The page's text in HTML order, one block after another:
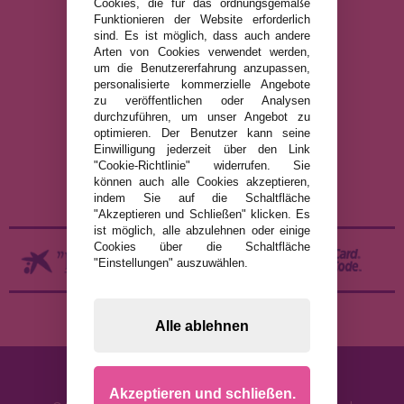
info@puzzleladen.de
RECHTLICHE HINWEISE
DATENSCHUTZRICHTLINIE
COOKIE-RICHTLINIE
VERSAND UND RÜCKGABE
RÜCKGABE / WIDERRUF
Cookies, die für das ordnungsgemäße
Funktionieren der Website erforderlich
sind. Es ist möglich, dass auch andere
Arten von Cookies verwendet werden,
um die Benutzererfahrung anzupassen,
personalisierte kommerzielle Angebote
zu veröffentlichen oder Analysen
durchzuführen, um unser Angebot zu
optimieren. Der Benutzer kann seine
Einwilligung jederzeit über den Link
"Cookie-Richtlinie" widerrufen. Sie
können auch alle Cookies akzeptieren,
indem Sie auf die Schaltfläche
"Akzeptieren und Schließen" klicken. Es
ist möglich, alle abzulehnen oder einige
Cookies über die Schaltfläche
"Einstellungen" auszuwählen.
Alle ablehnen
Akzeptieren und schließen.